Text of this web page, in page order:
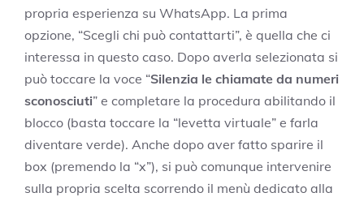
propria esperienza su WhatsApp. La prima
opzione, “Scegli chi può contattarti”, è quella che ci
interessa in questo caso. Dopo averla selezionata si
può toccare la voce “Silenzia le chiamate da numeri
sconosciuti” e completare la procedura abilitando il
blocco (basta toccare la “levetta virtuale” e farla
diventare verde). Anche dopo aver fatto sparire il
box (premendo la “x”), si può comunque intervenire
sulla propria scelta scorrendo il menù dedicato alla